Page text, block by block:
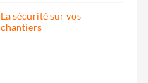
La sécurité sur vos
chantiers